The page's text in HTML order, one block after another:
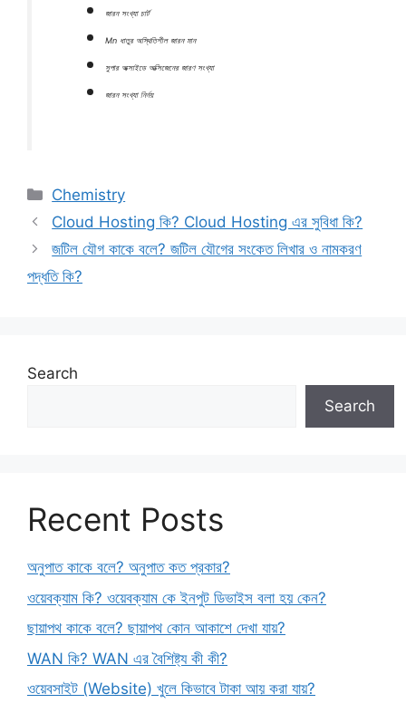
জারন সংখ্যা চার্ট
Mn ধাতুর অস্থিতিশীল জারন মান
সুপার অক্সাইডে অক্সিজেনের জারণ সংখ্যা
জারন সংখ্যা নির্নয়
Categories
Chemistry
Cloud Hosting কি? Cloud Hosting এর সুবিধা কি?
জটিল যৌগ কাকে বলে? জটিল যৌগের সংকেত লিখার ও নামকরণ
পদ্ধতি কি?
Search
Search
Recent Posts
অনুপাত কাকে বলে? অনুপাত কত প্রকার?
ওয়েবক্যাম কি? ওয়েবক্যাম কে ইনপুট ডিভাইস বলা হয় কেন?
ছায়াপথ কাকে বলে? ছায়াপথ কোন আকাশে দেখা যায়?
WAN কি? WAN এর বৈশিষ্ট্য কী কী?
ওয়েবসাইট (Website) খুলে কিভাবে টাকা আয় করা যায়?